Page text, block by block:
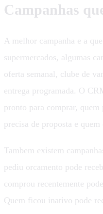
Campanhas
A melhor campanha e a
supermercados, algumas
oferta semanal, clube de
entrega programada. O
pronto para comprar, quem
precisa de proposta e
Tambem existem
pediu orcamento pode
comprou recentemente
Quem ficou inativo pode